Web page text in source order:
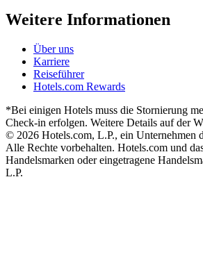
Weitere Informationen
Über uns
Karriere
Reiseführer
Hotels.com Rewards
*Bei einigen Hotels muss die Stornierung
Check-in erfolgen. Weitere Details auf der
© 2026 Hotels.com, L.P., ein Unternehmen
Alle Rechte vorbehalten. Hotels.com und
Handelsmarken oder eingetragene
L.P.